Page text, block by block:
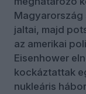
Magyarország
jaltai, majd
az amerikai
Eisenhower
kockáztattak
nukleáris